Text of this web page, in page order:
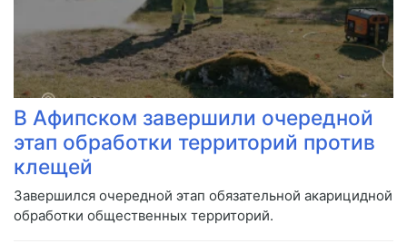
В Афипском завершили очередной
этап обработки территорий против
клещей
Завершился очередной этап обязательной акарицидной
обработки общественных территорий.